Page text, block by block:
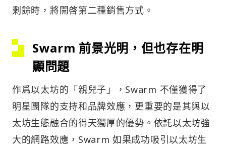
剩餘時，將開啓第二種銷售方式。
Swarm 前景光明，但也存在明
顯問題
作爲以太坊的「親兒子」，Swarm 不僅獲得了
明星團隊的支持和品牌效應，更重要的是其與以
太坊生態融合的得天獨厚的優勢。依託以太坊強
大的網路效應，Swarm 如果成功吸引以太坊生